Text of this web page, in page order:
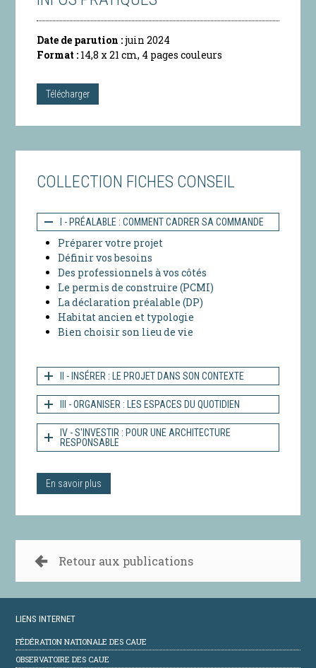
Date de parution :juin 2024
Format : 14,8 x 21 cm, 4 pages couleurs
Télécharger
COLLECTION FICHES CONSEIL
I - PRÉALABLE : COMMENT CADRER SA COMMANDE
Préparer votre projet
Définir vos besoins
Des professionnels à vos côtés
Le permis de construire (PCMI)
La déclaration préalable (DP)
Habitat ancien et typologie
Bien choisir son lieu de vie
II - INSÉRER : LE PROJET DANS SON CONTEXTE
III - ORGANISER : LES ESPACES DU QUOTIDIEN
IV - S'INVESTIR : POUR UNE ARCHITECTURE
RESPONSABLE
En savoir plus
Retour aux publications
LIENS INTERNET
FÉDÉRATION NATIONALE DES CAUE
OBSERVATOIRE DES CAUE